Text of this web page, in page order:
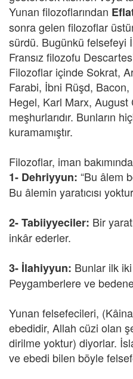
Yunan filozoflarından
sonra gelen filozoflar
sürdü. Bugünkü felsefeyi
Fransız filozofu
Filozoflar içinde Sokrat,
Farabi, İbni Rüşd,
Hegel, Karl Marx, August
meşhurlarıdır. Bunların
kuramamıştır.
Filozoflar, iman
1- Dehriyyun: “Bu âlem
Bu âlemin yaratıcısı
2- Tabiiyyeciler: Bir
inkâr ederler.
3- İlahiyyun: Bunlar ilk
Peygamberlere ve
Yunan felsefecileri,
ebedidir, Allah cüzi olan
dirilme yoktur) diyorlar.
ve ebedi bilen böyle